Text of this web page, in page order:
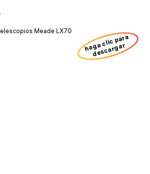
Meade LX70
haga clic para
descargar